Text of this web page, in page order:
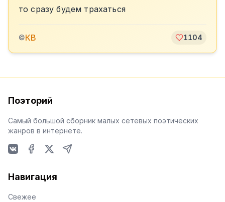
то сразу будем трахаться
©КВ 1104
Поэторий
Самый большой сборник малых сетевых поэтических
жанров в интернете.
Навигация
Свежее